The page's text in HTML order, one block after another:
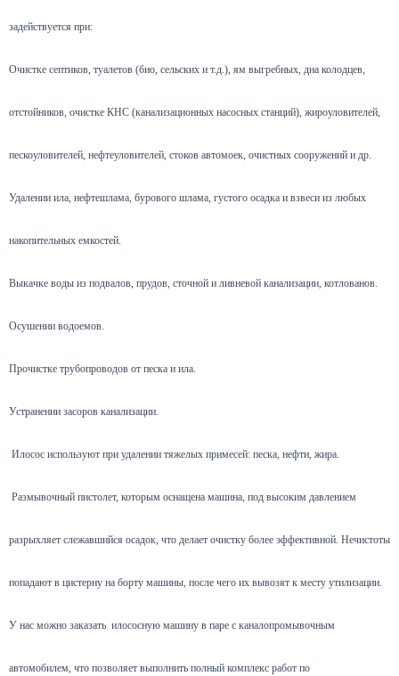
задействуется при:
Очистке септиков, туалетов (био, сельских и т.д.), ям выгребных, дна колодцев,
отстойников, очистке КНС (канализационных насосных станций), жироуловителей,
пескоуловителей, нефтеуловителей, стоков автомоек, очистных сооружений и др.
Удалении ила, нефтешлама, бурового шлама, густого осадка и взвеси из любых
накопительных емкостей.
Выкачке воды из подвалов, прудов, сточной и ливневой канализации, котлованов.
Осушении водоемов.
Прочистке трубопроводов от песка и ила.
Устранении засоров канализации.
Илосос используют при удалении тяжелых примесей: песка, нефти, жира.
Размывочный пистолет, которым оснащена машина, под высоким давлением
разрыхляет слежавшийся осадок, что делает очистку более эффективной. Нечистоты
попадают в цистерну на борту машины, после чего их вывозят к месту утилизации.
У нас можно заказать илососную машину в паре с каналопромывочным
автомобилем, что позволяет выполнить полный комплекс работ по